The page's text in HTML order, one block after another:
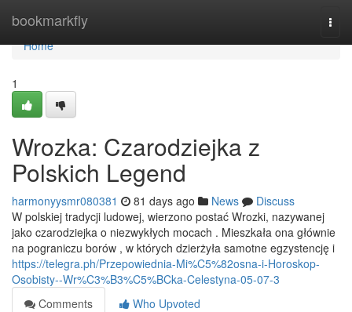
bookmarkfly
Home
Home
1
Wrozka: Czarodziejka z
Polskich Legend
harmonyysmr080381 81 days ago News
Discuss
W polskiej tradycji ludowej, wierzono postać Wrozki, nazywanej
jako czarodziejka o niezwykłych mocach . Mieszkała ona głównie
na pograniczu borów , w których dzierżyła samotne egzystencję i
https://telegra.ph/Przepowiednia-Mi%C5%82osna-i-Horoskop-
Osobisty--Wr%C3%B3%C5%BCka-Celestyna-05-07-3
Comments
Who Upvoted